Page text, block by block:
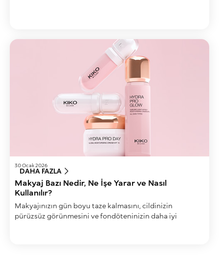
yardımcı olabilir. Yazımızı okuyarak cilt bakımında önemli
bir yer tutan makyaj temizliği hakkında detaylı bilgi
30 Ocak 2026
Makyaj Bazı Nedir, Ne İşe Yarar ve Nasıl
Kullanılır?
Makyajınızın gün boyu taze kalmasını, cildinizin
pürüzsüz görünmesini ve fondöteninizin daha iyi
DAHA FAZLA